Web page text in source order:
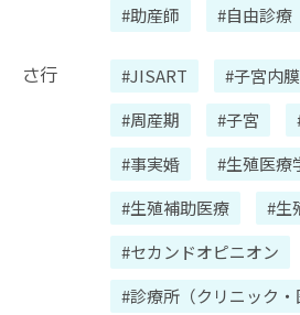
#助産師
#自由診療
さ行 #JISART #子宮内
#周産期
#子宮
#事実婚
#生殖医療
#生殖補助医療
#生
#セカンドオピニオン
#診療所（クリニック・